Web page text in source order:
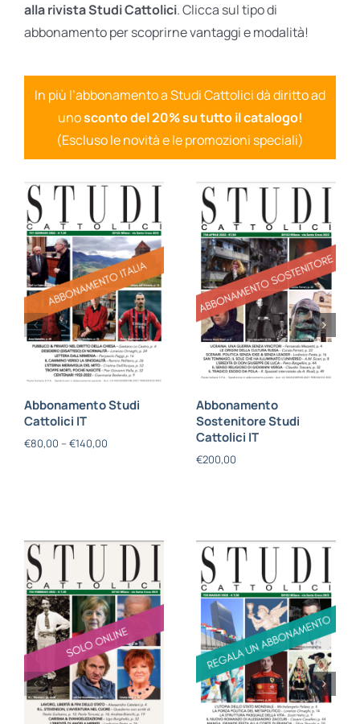
alla rivista Studi Cattolici. Clicca sul tipo di
abbonamento per scoprirne vantaggi e modalità!
In più l’abbonamento a Studi Cattolici dà diritto ad
unosconto del 20% su tutto il catalogo!
(Escluso le novità e le promozioni speciali)
Abbonamento Studi
Cattolici IT
€80,00 – €140,00
Abbonamento
Sostenitore Studi
Cattolici IT
€200,00